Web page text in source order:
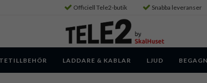
Officiell Tele2-butik Snabba leveranser
LADDARE & KABLAR LJUD